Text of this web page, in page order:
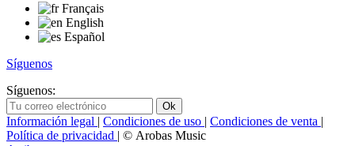
Français
English
Español
Síguenos
Síguenos:
Información legal | Condiciones de uso | Condiciones de venta |
Política de privacidad | © Arobas Music